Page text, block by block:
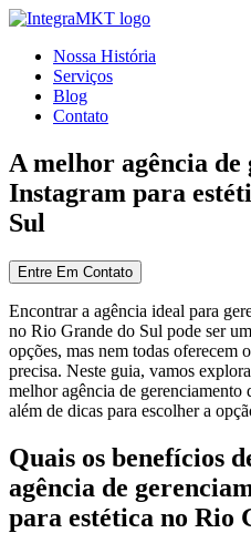
Nossa História
Serviços
Blog
Contato
A melhor agência de
Instagram para
Sul
Entre Em Contato
Encontrar a agência ideal para
no Rio Grande do Sul pode ser
opções, mas nem todas oferecem
precisa. Neste guia, vamos
melhor agência de gerenciamento
além de dicas para escolher a
Quais os benefícios
agência de
para estética no Rio